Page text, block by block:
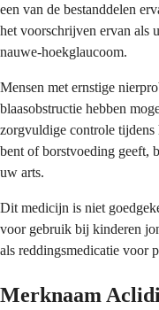
een van de bestanddelen
het voorschrijven ervan als
nauwe-hoekglaucoom.
Mensen met ernstige
blaasobstructie hebben
zorgvuldige controle
bent of borstvoeding geeft,
uw arts.
Dit medicijn is niet
voor gebruik bij kinderen
als reddingsmedicatie voor
Merknaam